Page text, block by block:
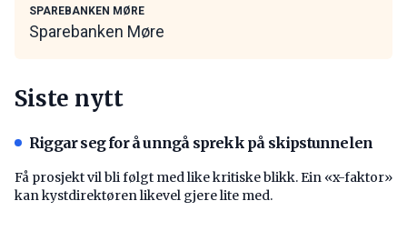
SPAREBANKEN MØRE
Sparebanken Møre
Siste nytt
Riggar seg for å unngå sprekk på skipstunnelen
Få prosjekt vil bli følgt med like kritiske blikk. Ein «x-faktor»
kan kystdirektøren likevel gjere lite med.